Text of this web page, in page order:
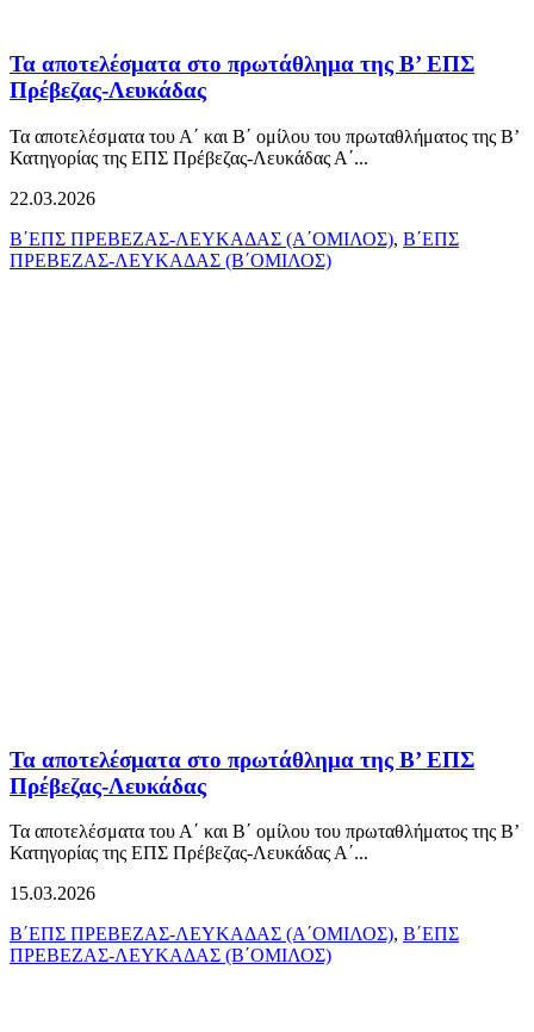
Τα αποτελέσματα στο πρωτάθλημα της Β’ ΕΠΣ
Πρέβεζας-Λευκάδας
Τα αποτελέσματα του Α΄ και Β΄ ομίλου του πρωταθλήματος της Β’
Κατηγορίας της ΕΠΣ Πρέβεζας-Λευκάδας Α΄...
22.03.2026
Β΄ΕΠΣ ΠΡΕΒΕΖΑΣ-ΛΕΥΚΑΔΑΣ (Α΄ΟΜΙΛΟΣ), Β΄ΕΠΣ
ΠΡΕΒΕΖΑΣ-ΛΕΥΚΑΔΑΣ (Β΄ΟΜΙΛΟΣ)
Τα αποτελέσματα στο πρωτάθλημα της Β’ ΕΠΣ
Πρέβεζας-Λευκάδας
Τα αποτελέσματα του Α΄ και Β΄ ομίλου του πρωταθλήματος της Β’
Κατηγορίας της ΕΠΣ Πρέβεζας-Λευκάδας Α΄...
15.03.2026
Β΄ΕΠΣ ΠΡΕΒΕΖΑΣ-ΛΕΥΚΑΔΑΣ (Α΄ΟΜΙΛΟΣ), Β΄ΕΠΣ
ΠΡΕΒΕΖΑΣ-ΛΕΥΚΑΔΑΣ (Β΄ΟΜΙΛΟΣ)